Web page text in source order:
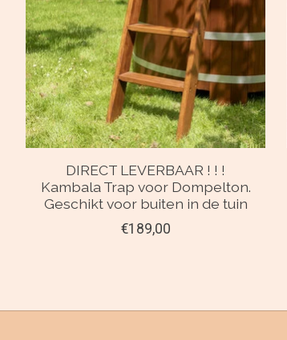
DIRECT LEVERBAAR ! ! !
Kambala Trap voor Dompelton.
Geschikt voor buiten in de tuin
€189,00